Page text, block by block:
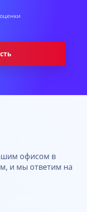
офисом в
и мы ответим на